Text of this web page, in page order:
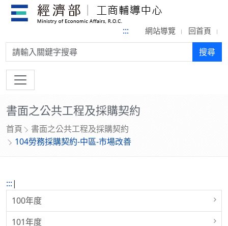
::: 網站導覽 回首頁
搜尋: 搜尋
書面之公共工程及採購契約
首頁
書面之公共工程及採購契約
104勞務採購契約-中區-市場改善
:::|
100年度
101年度